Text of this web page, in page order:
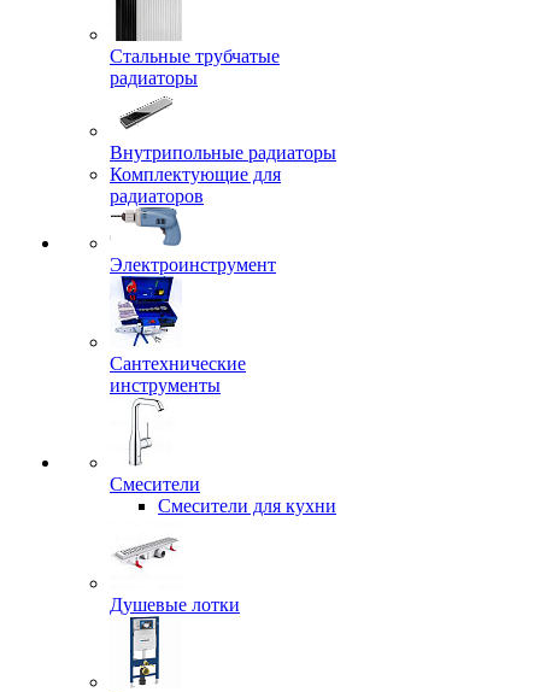
Стальные трубчатые
радиаторы
Внутрипольные радиаторы
Комплектующие для
радиаторов
Электроинструмент
Сантехнические
инструменты
Смесители
Смесители для кухни
Душевые лотки